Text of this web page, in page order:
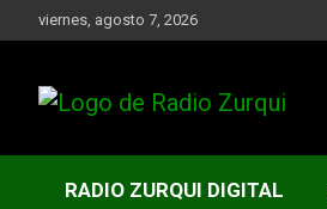
to
viernes, agosto 7, 2026
Radio Zurqui
RADIO ZURQUI DIGITAL